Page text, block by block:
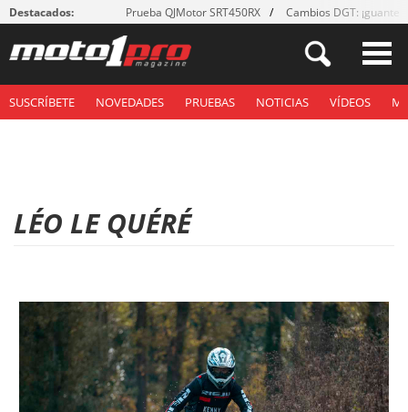
Destacados: Prueba QJMotor SRT450RX Cambios DGT: ¡guantes!
SUSCRÍBETE NOVEDADES PRUEBAS NOTICIAS VÍDEOS
LÉO LE QUÉRÉ